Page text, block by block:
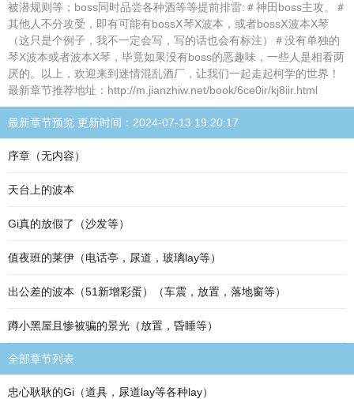
被潜规则等；boss同时品尝各种酒等等提前排雷:＃神田boss主攻。＃
其他人不分攻受，即有可能有bossⅩ琴X波本，或者bossⅩ波本X琴
（这只是个例子，我不一定会写，写的话也会有标注）＃没有单独的
琴X波本或者波本X琴，毕竟如果没有boss的恶趣味，一些人是相看两
厌的。以上，欢迎来到迷情混乱酒厂，让我们一起走起柯学的世界！
最新章节推荐地址：http://m.jianzhiw.net/book/6ce0ir/kj8iir.html
最新章节预览 更新时间：2024-07-13 19:20:17
序章（无内容）
天台上的波本
Gi真的放假了（沙发等）
值夜班的莱伊（电话亭，尿道，玻璃lay等）
出公差的波本（51新增彩蛋）（车震，放置，落地窗等）
蹲小黑屋且惨被骗的景光（放置，昏睡等）
全部章节列表
忠心耿耿的Gi（道具，尿道lay等各种lay）